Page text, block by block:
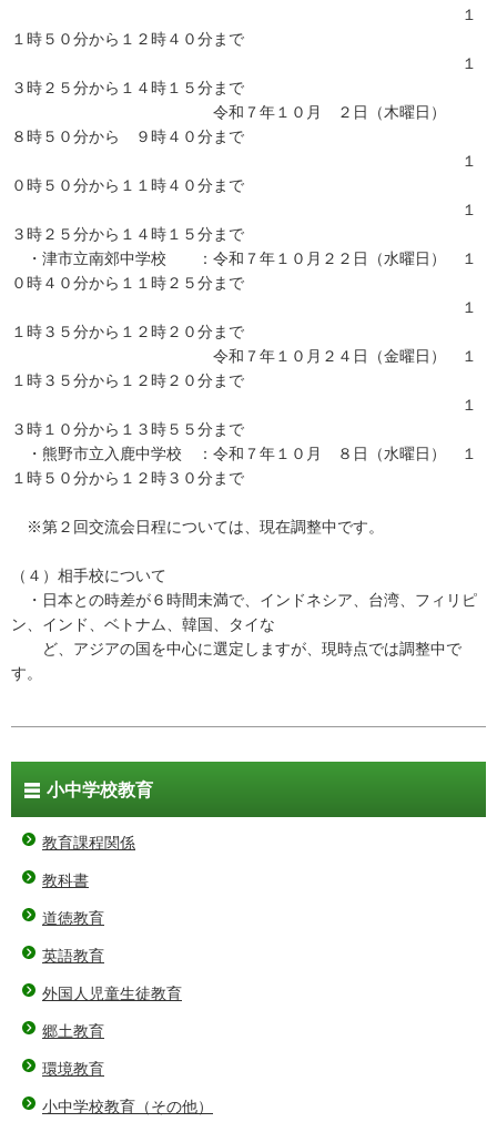
１
１時５０分から１２時４０分まで
１
３時２５分から１４時１５分まで
令和７年１０月 ２日（木曜日）
８時５０分から ９時４０分まで
１
０時５０分から１１時４０分まで
１
３時２５分から１４時１５分まで
・津市立南郊中学校 ：令和７年１０月２２日（水曜日） １
０時４０分から１１時２５分まで
１
１時３５分から１２時２０分まで
令和７年１０月２４日（金曜日） １
１時３５分から１２時２０分まで
１
３時１０分から１３時５５分まで
・熊野市立入鹿中学校 ：令和７年１０月 ８日（水曜日） １
１時５０分から１２時３０分まで
※第２回交流会日程については、現在調整中です。
（４）相手校について
・日本との時差が６時間未満で、インドネシア、台湾、フィリピ
ン、インド、ベトナム、韓国、タイな
ど、アジアの国を中心に選定しますが、現時点では調整中で
す。
小中学校教育
教育課程関係
教科書
道徳教育
英語教育
外国人児童生徒教育
郷土教育
環境教育
小中学校教育（その他）